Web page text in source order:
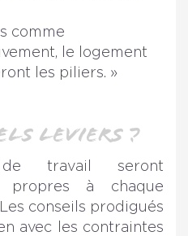
comme
le logement
les piliers. »
leviers ?
travail seront
propres à chaque
conseils prodigués
avec les contraintes